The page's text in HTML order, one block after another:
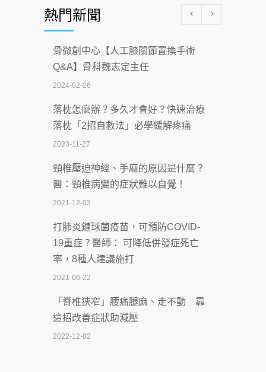
科能量
2026-07-08
沒菸酒也瀕臨洗腎？65歲男靠「這習
慣」逆轉腎功能 醫揭3招救命
2026-07-08
體溫飆破41度！醫連收兩例中暑病例：
致死率達8成
2026-07-07
深耕萬華55年 西園醫院回顧發展歷程與
智慧 醫療布局
2026-07-06
【115年臺北市「防癌保衛戰：健康好禮
一手刮」】 宣導
2026-07-02
2026-07-02
4連霸議員黃秋澤癌逝！食道癌為何奪命
熱門新聞
骨微創中心【人工膝關節置換手術
Q&A】骨科魏志定主任
2024-02-26
落枕怎麼辦？多久才會好？快速治療
落枕「2招自救法」必學緩解疼痛
2023-11-27
頸椎壓迫神經、手麻的原因是什麼？
醫：頸椎病變的症狀難以自覺！
2021-12-03
打肺炎鏈球菌疫苗，可預防COVID-
19重症？醫師： 可降低併發症死亡
率，8種人建議施打
2021-06-22
「脊椎狹窄」腰痛腿麻、走不動 靠
這招改善症狀助減壓
2022-12-02